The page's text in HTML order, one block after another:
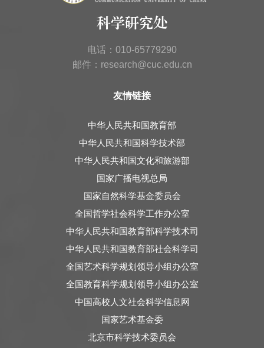
科学研究处
电话：010-65779290
邮件：research@cuc.edu.cn
友情链接
中华人民共和国教育部
中华人民共和国科学技术部
中华人民共和国文化和旅游部
国家广播电视总局
国家自然科学基金委员会
全国哲学社会科学工作办公室
中华人民共和国教育部科学技术司
中华人民共和国教育部社会科学司
全国艺术科学规划领导小组办公室
全国教育科学规划领导小组办公室
中国高校人文社会科学信息网
国家艺术基金委
北京市科学技术委员会